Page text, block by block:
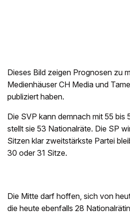
Dieses Bild zeigen Prognosen zu
Medienhäuser CH Media und
publiziert haben.
Die SVP kann demnach mit 55
stellt sie 53 Nationalräte. Die SP
Sitzen klar zweitstärkste Partei
30 oder 31 Sitze.
Die Mitte darf hoffen, sich von
die heute ebenfalls 28